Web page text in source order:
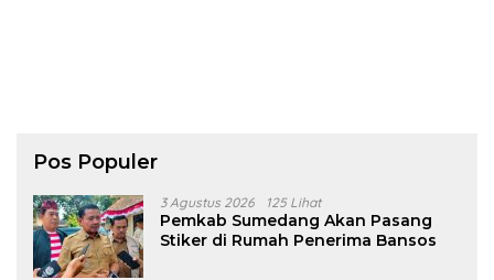
Pos Populer
3 Agustus 2026 125 Lihat
Pemkab Sumedang Akan Pasang
Stiker di Rumah Penerima Bansos